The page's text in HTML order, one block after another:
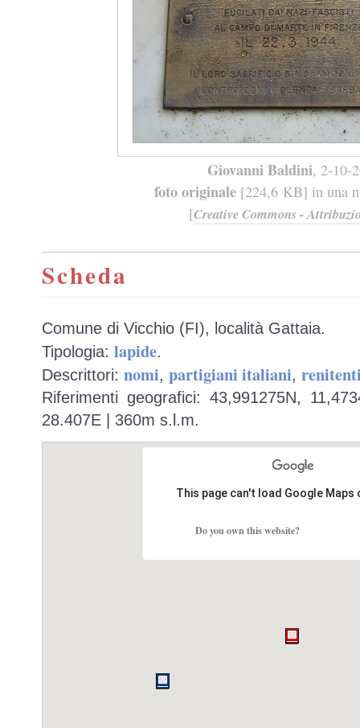
Giovanni Baldini, 2-10-
foto originale [224,6 KB] in una
[Creative Commons -
Scheda
Comune di Vicchio (FI), località Gattaia.
Tipologia: lapide.
Descrittori: nomi, partigiani italiani,
Riferimenti geografici: 43,991275N,
28.407E | 360m s.l.m.
This page can't load Google
Do you own this website?